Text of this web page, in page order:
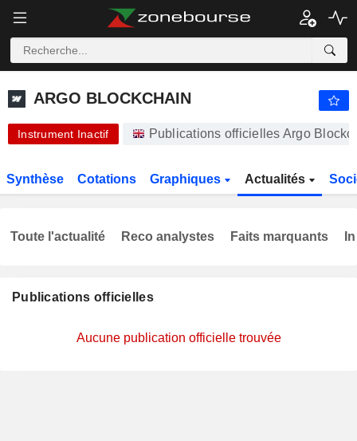
ARGO BLOCKCHAIN
ARGO BLOCKCHAIN
Instrument Inactif Publications officielles Argo
Synthèse Cotations Graphiques Actualités
Publications officielles
Aucune publication officielle trouvée
Toute l'actualité Reco analystes Faits marquants